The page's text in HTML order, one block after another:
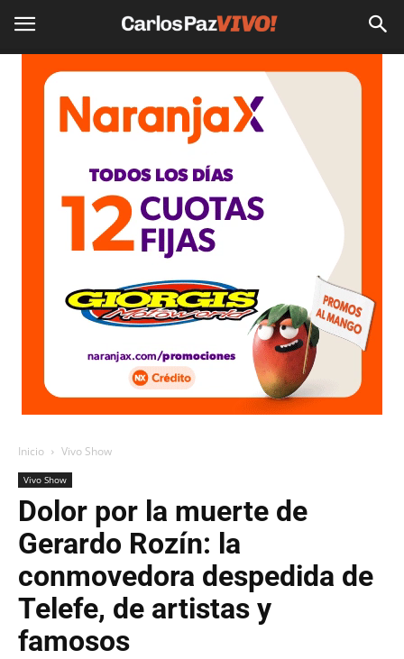
Inicio Vivo Show
Vivo Show
Dolor por la muerte de
Gerardo Rozín: la
conmovedora despedida de
Telefe, de artistas y
famosos